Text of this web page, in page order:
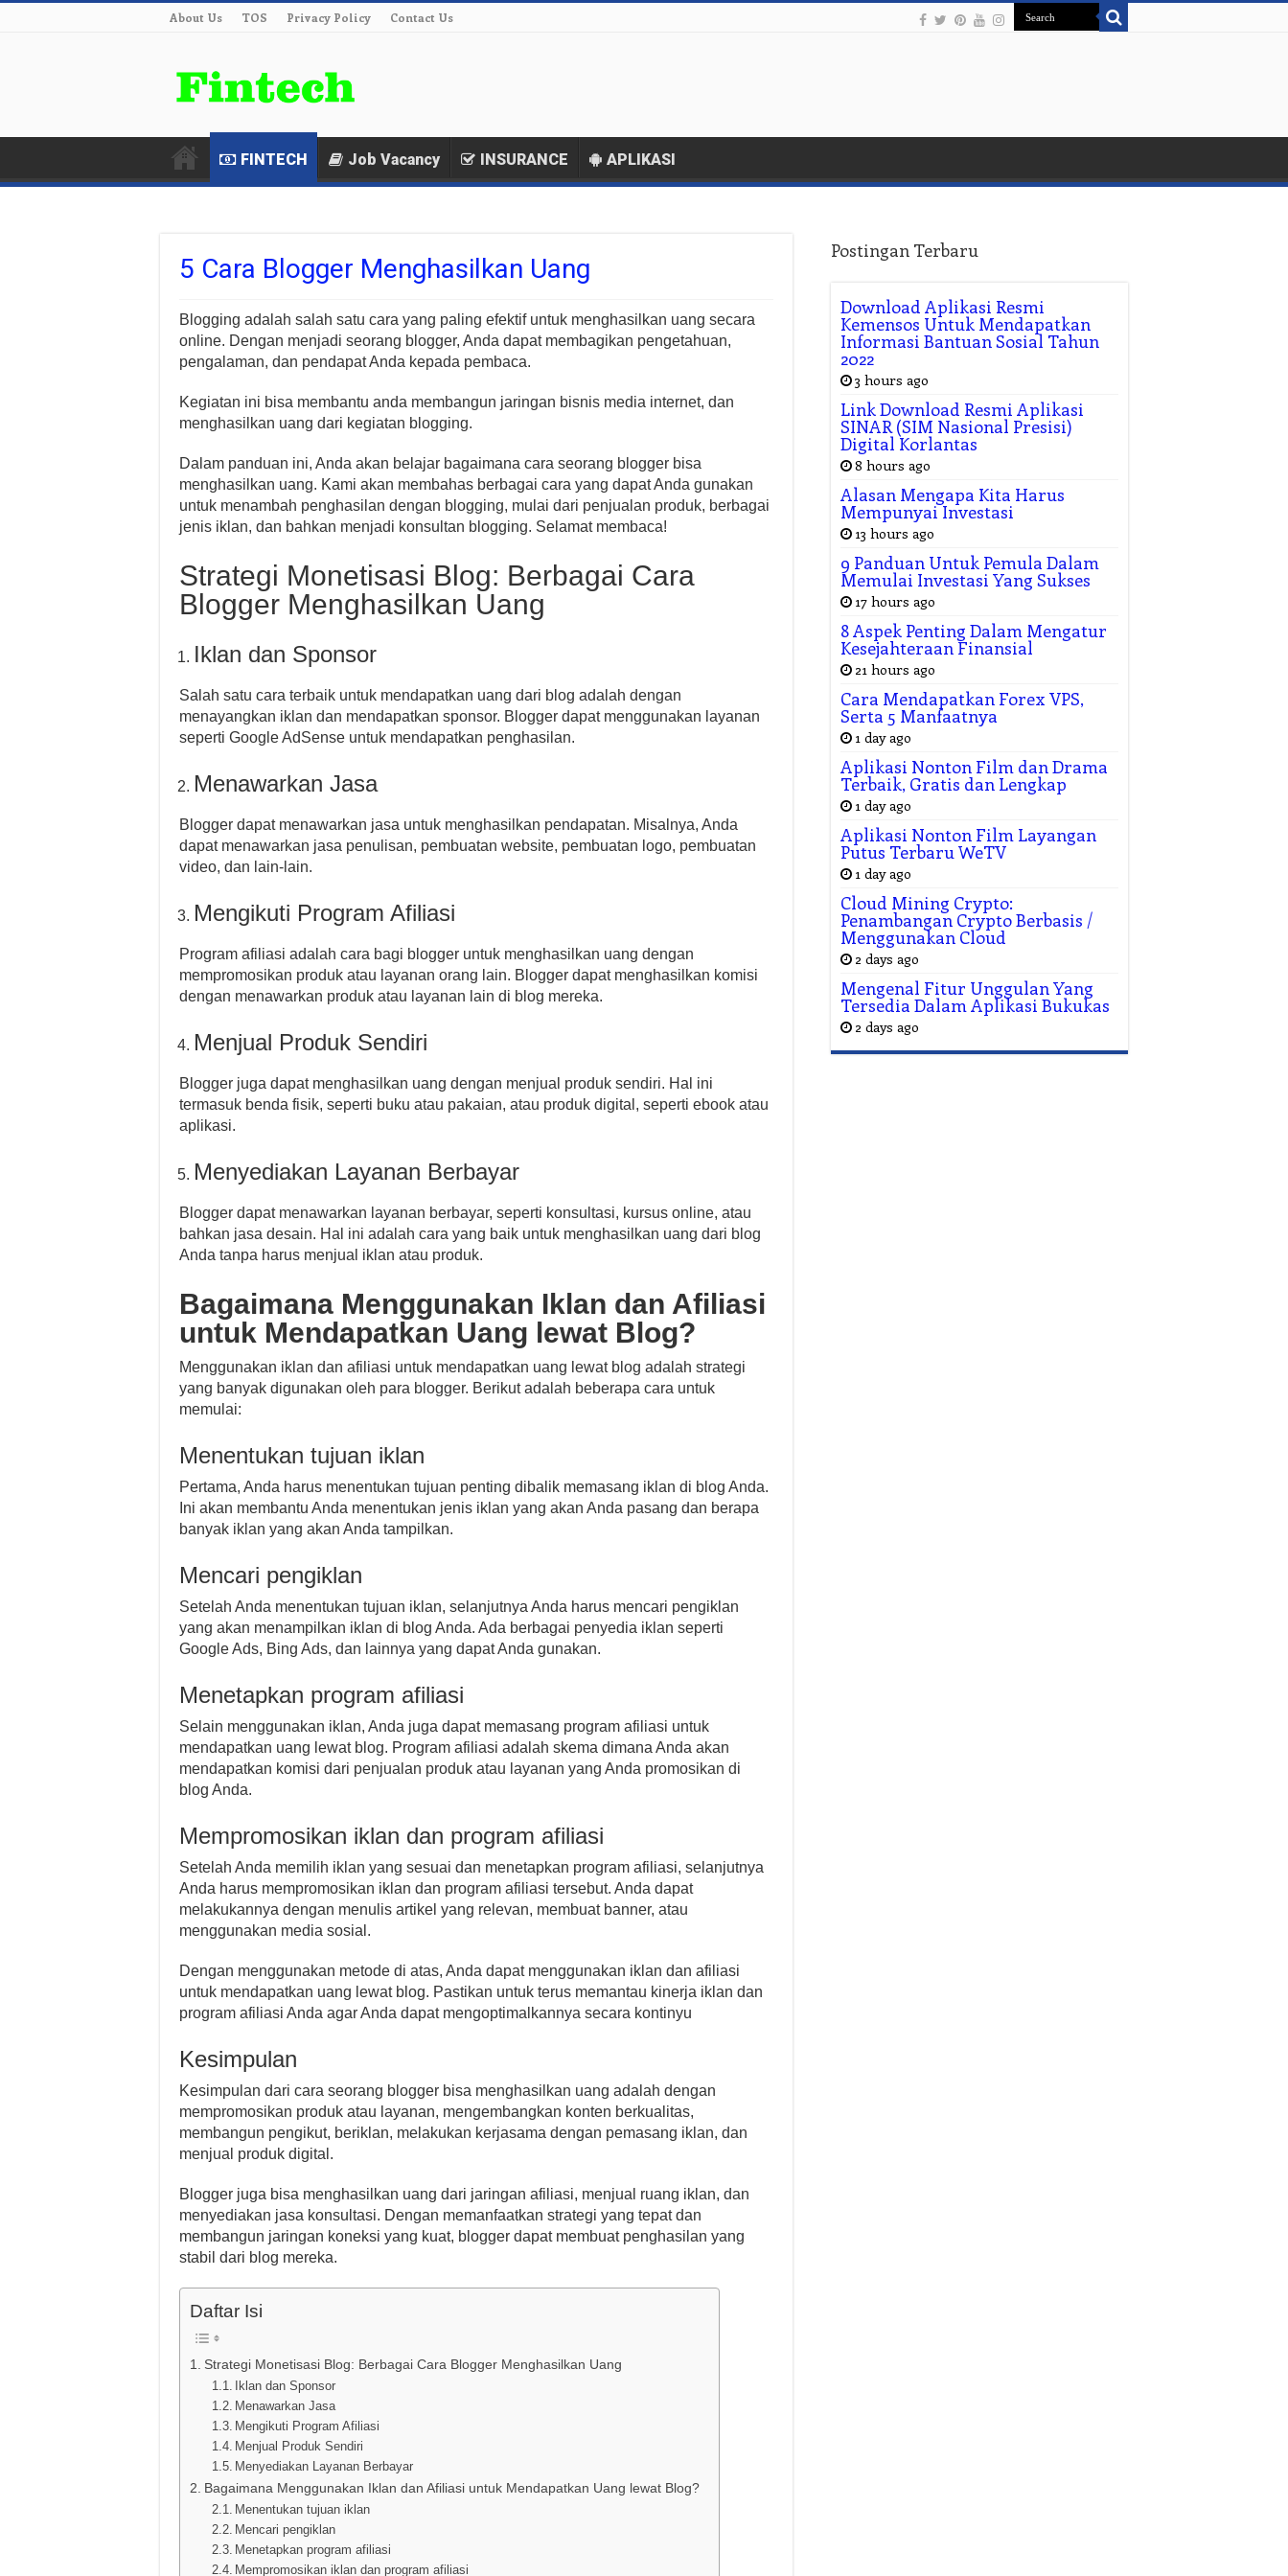
About Us TOS Privacy Policy Contact Us
FINTECH Job Vacancy INSURANCE APLIKASI
5 Cara Blogger Menghasilkan Uang
Blogging adalah salah satu cara yang paling efektif untuk menghasilkan uang secara
online. Dengan menjadi seorang blogger, Anda dapat membagikan pengetahuan,
pengalaman, dan pendapat Anda kepada pembaca.
Kegiatan ini bisa membantu anda membangun jaringan bisnis media internet, dan
menghasilkan uang dari kegiatan blogging.
Dalam panduan ini, Anda akan belajar bagaimana cara seorang blogger bisa
menghasilkan uang. Kami akan membahas berbagai cara yang dapat Anda gunakan
untuk menambah penghasilan dengan blogging, mulai dari penjualan produk, berbagai
jenis iklan, dan bahkan menjadi konsultan blogging. Selamat membaca!
Strategi Monetisasi Blog: Berbagai Cara
Blogger Menghasilkan Uang
Iklan dan Sponsor
Salah satu cara terbaik untuk mendapatkan uang dari blog adalah dengan
menayangkan iklan dan mendapatkan sponsor. Blogger dapat menggunakan layanan
seperti Google AdSense untuk mendapatkan penghasilan.
Menawarkan Jasa
Blogger dapat menawarkan jasa untuk menghasilkan pendapatan. Misalnya, Anda
dapat menawarkan jasa penulisan, pembuatan website, pembuatan logo, pembuatan
video, dan lain-lain.
Mengikuti Program Afiliasi
Program afiliasi adalah cara bagi blogger untuk menghasilkan uang dengan
mempromosikan produk atau layanan orang lain. Blogger dapat menghasilkan komisi
dengan menawarkan produk atau layanan lain di blog mereka.
Menjual Produk Sendiri
Blogger juga dapat menghasilkan uang dengan menjual produk sendiri. Hal ini
termasuk benda fisik, seperti buku atau pakaian, atau produk digital, seperti ebook atau
aplikasi.
Menyediakan Layanan Berbayar
Blogger dapat menawarkan layanan berbayar, seperti konsultasi, kursus online, atau
bahkan jasa desain. Hal ini adalah cara yang baik untuk menghasilkan uang dari blog
Anda tanpa harus menjual iklan atau produk.
Bagaimana Menggunakan Iklan dan Afiliasi
untuk Mendapatkan Uang lewat Blog?
Menggunakan iklan dan afiliasi untuk mendapatkan uang lewat blog adalah strategi
yang banyak digunakan oleh para blogger. Berikut adalah beberapa cara untuk
memulai:
Menentukan tujuan iklan
Pertama, Anda harus menentukan tujuan penting dibalik memasang iklan di blog Anda.
Ini akan membantu Anda menentukan jenis iklan yang akan Anda pasang dan berapa
banyak iklan yang akan Anda tampilkan.
Mencari pengiklan
Setelah Anda menentukan tujuan iklan, selanjutnya Anda harus mencari pengiklan
yang akan menampilkan iklan di blog Anda. Ada berbagai penyedia iklan seperti
Google Ads, Bing Ads, dan lainnya yang dapat Anda gunakan.
Menetapkan program afiliasi
Selain menggunakan iklan, Anda juga dapat memasang program afiliasi untuk
mendapatkan uang lewat blog. Program afiliasi adalah skema dimana Anda akan
mendapatkan komisi dari penjualan produk atau layanan yang Anda promosikan di
blog Anda.
Mempromosikan iklan dan program afiliasi
Setelah Anda memilih iklan yang sesuai dan menetapkan program afiliasi, selanjutnya
Anda harus mempromosikan iklan dan program afiliasi tersebut. Anda dapat
melakukannya dengan menulis artikel yang relevan, membuat banner, atau
menggunakan media sosial.
Dengan menggunakan metode di atas, Anda dapat menggunakan iklan dan afiliasi
untuk mendapatkan uang lewat blog. Pastikan untuk terus memantau kinerja iklan dan
program afiliasi Anda agar Anda dapat mengoptimalkannya secara kontinyu
Kesimpulan
Kesimpulan dari cara seorang blogger bisa menghasilkan uang adalah dengan
mempromosikan produk atau layanan, mengembangkan konten berkualitas,
membangun pengikut, beriklan, melakukan kerjasama dengan pemasang iklan, dan
menjual produk digital.
Blogger juga bisa menghasilkan uang dari jaringan afiliasi, menjual ruang iklan, dan
menyediakan jasa konsultasi. Dengan memanfaatkan strategi yang tepat dan
membangun jaringan koneksi yang kuat, blogger dapat membuat penghasilan yang
stabil dari blog mereka.
Daftar Isi
Strategi Monetisasi Blog: Berbagai Cara Blogger Menghasilkan Uang
Iklan dan Sponsor
Menawarkan Jasa
Mengikuti Program Afiliasi
Menjual Produk Sendiri
Menyediakan Layanan Berbayar
Bagaimana Menggunakan Iklan dan Afiliasi untuk Mendapatkan Uang lewat Blog?
Menentukan tujuan iklan
Mencari pengiklan
Menetapkan program afiliasi
Mempromosikan iklan dan program afiliasi
Postingan Terbaru
Download Aplikasi Resmi
Kemensos Untuk Mendapatkan
Informasi Bantuan Sosial Tahun
2022
3 hours ago
Link Download Resmi Aplikasi
SINAR (SIM Nasional Presisi)
Digital Korlantas
8 hours ago
Alasan Mengapa Kita Harus
Mempunyai Investasi
13 hours ago
9 Panduan Untuk Pemula Dalam
Memulai Investasi Yang Sukses
17 hours ago
8 Aspek Penting Dalam Mengatur
Kesejahteraan Finansial
21 hours ago
Cara Mendapatkan Forex VPS,
Serta 5 Manfaatnya
1 day ago
Aplikasi Nonton Film dan Drama
Terbaik, Gratis dan Lengkap
1 day ago
Aplikasi Nonton Film Layangan
Putus Terbaru WeTV
1 day ago
Cloud Mining Crypto:
Penambangan Crypto Berbasis /
Menggunakan Cloud
2 days ago
Mengenal Fitur Unggulan Yang
Tersedia Dalam Aplikasi Bukukas
2 days ago